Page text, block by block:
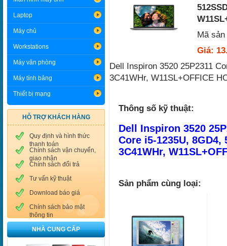
Laptop
Máy chủ
Workstations
Máy văn phòng
Máy tính bảng
Thiết bị mạng
HỖ TRỢ KHÁCH HÀNG
Quy định và hình thức
thanh toán
Chính sách vận chuyển,
giao nhận
Chính sách đổi trả
Tư vấn kỹ thuật
Download báo giá
Chính sách bảo mật
thông tin
NHÀ CUNG CẤP
Mã
Giá:
Dell Inspiron 3520 25P2311
3C41WHr, W11SL+OFFICE
Thông số kỹ thuật:
Dell Inspiron 3520
Core i5-1235U, 8GD4,
3C41WHr,
Sản phẩm cùng loại: